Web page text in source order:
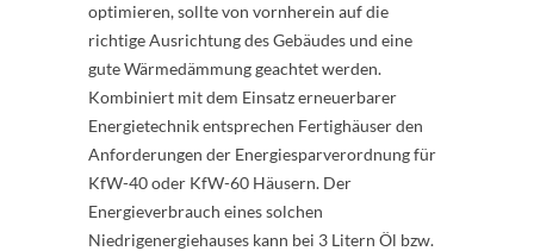
optimieren, sollte von vornherein auf die
richtige Ausrichtung des Gebäudes und eine
gute Wärmedämmung geachtet werden.
Kombiniert mit dem Einsatz erneuerbarer
Energietechnik entsprechen Fertighäuser den
Anforderungen der Energiesparverordnung für
KfW-40 oder KfW-60 Häusern. Der
Energieverbrauch eines solchen
Niedrigenergiehauses kann bei 3 Litern Öl bzw.